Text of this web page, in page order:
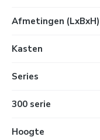
Afmetingen (LxBxH)
Kasten
Series
300 serie
Hoogte